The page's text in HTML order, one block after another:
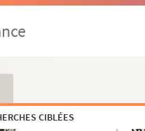
CIBLÉES